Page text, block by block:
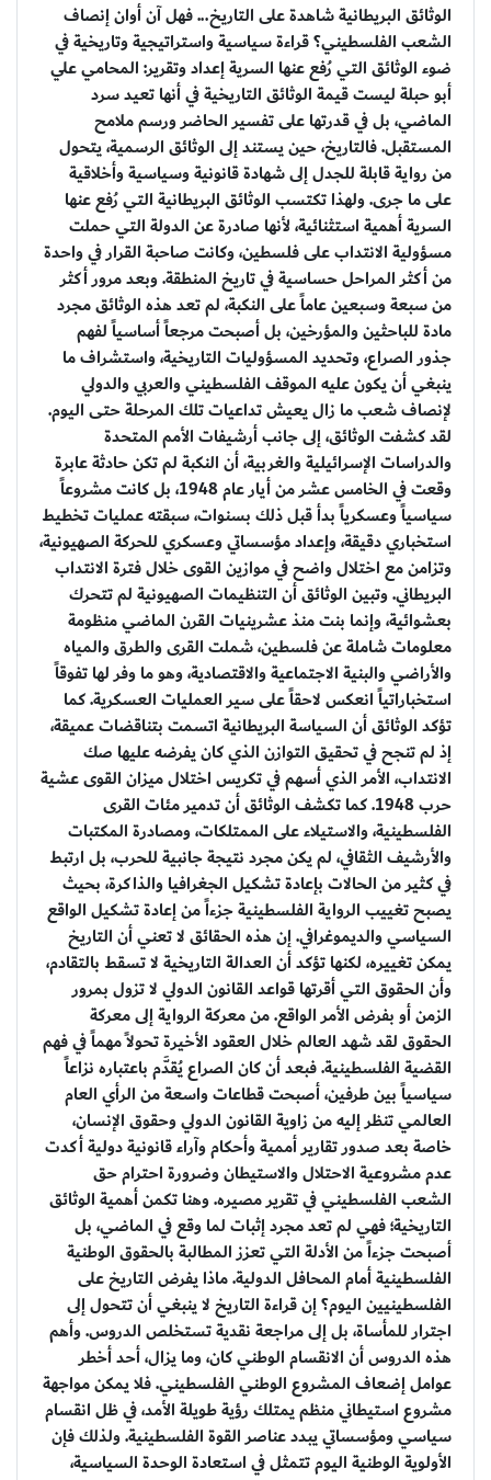
الوثائق البريطانية شاهدة على التاريخ... فهل آن أوان إنصاف
الشعب الفلسطيني؟ قراءة سياسية واستراتيجية وتاريخية في
ضوء الوثائق التي رُفع عنها السرية إعداد وتقرير: المحامي علي
أبو حبلة ليست قيمة الوثائق التاريخية في أنها تعيد سرد
الماضي، بل في قدرتها على تفسير الحاضر ورسم ملامح
المستقبل. فالتاريخ، حين يستند إلى الوثائق الرسمية، يتحول
من رواية قابلة للجدل إلى شهادة قانونية وسياسية وأخلاقية
على ما جرى. ولهذا تكتسب الوثائق البريطانية التي رُفع عنها
السرية أهمية استثنائية، لأنها صادرة عن الدولة التي حملت
مسؤولية الانتداب على فلسطين، وكانت صاحبة القرار في واحدة
من أكثر المراحل حساسية في تاريخ المنطقة. وبعد مرور أكثر
من سبعة وسبعين عاماً على النكبة، لم تعد هذه الوثائق مجرد
مادة للباحثين والمؤرخين، بل أصبحت مرجعاً أساسياً لفهم
جذور الصراع، وتحديد المسؤوليات التاريخية، واستشراف ما
ينبغي أن يكون عليه الموقف الفلسطيني والعربي والدولي
لإنصاف شعب ما زال يعيش تداعيات تلك المرحلة حتى اليوم.
لقد كشفت الوثائق، إلى جانب أرشيفات الأمم المتحدة
والدراسات الإسرائيلية والغربية، أن النكبة لم تكن حادثة عابرة
وقعت في الخامس عشر من أيار عام 1948، بل كانت مشروعاً
سياسياً وعسكرياً بدأ قبل ذلك بسنوات، سبقته عمليات تخطيط
استخباري دقيقة، وإعداد مؤسساتي وعسكري للحركة الصهيونية،
وتزامن مع اختلال واضح في موازين القوى خلال فترة الانتداب
البريطاني. وتبين الوثائق أن التنظيمات الصهيونية لم تتحرك
بعشوائية، وإنما بنت منذ عشرينيات القرن الماضي منظومة
معلومات شاملة عن فلسطين، شملت القرى والطرق والمياه
والأراضي والبنية الاجتماعية والاقتصادية، وهو ما وفر لها تفوقاً
استخباراتياً انعكس لاحقاً على سير العمليات العسكرية. كما
تؤكد الوثائق أن السياسة البريطانية اتسمت بتناقضات عميقة،
إذ لم تنجح في تحقيق التوازن الذي كان يفرضه عليها صك
الانتداب، الأمر الذي أسهم في تكريس اختلال ميزان القوى عشية
حرب 1948. كما تكشف الوثائق أن تدمير مئات القرى
الفلسطينية، والاستيلاء على الممتلكات، ومصادرة المكتبات
والأرشيف الثقافي، لم يكن مجرد نتيجة جانبية للحرب، بل ارتبط
في كثير من الحالات بإعادة تشكيل الجغرافيا والذاكرة، بحيث
يصبح تغييب الرواية الفلسطينية جزءاً من إعادة تشكيل الواقع
السياسي والديموغرافي. إن هذه الحقائق لا تعني أن التاريخ
يمكن تغييره، لكنها تؤكد أن العدالة التاريخية لا تسقط بالتقادم،
وأن الحقوق التي أقرتها قواعد القانون الدولي لا تزول بمرور
الزمن أو بفرض الأمر الواقع. من معركة الرواية إلى معركة
الحقوق لقد شهد العالم خلال العقود الأخيرة تحولاً مهماً في فهم
القضية الفلسطينية. فبعد أن كان الصراع يُقدَّم باعتباره نزاعاً
سياسياً بين طرفين، أصبحت قطاعات واسعة من الرأي العام
العالمي تنظر إليه من زاوية القانون الدولي وحقوق الإنسان،
خاصة بعد صدور تقارير أممية وأحكام وآراء قانونية دولية أكدت
عدم مشروعية الاحتلال والاستيطان وضرورة احترام حق
الشعب الفلسطيني في تقرير مصيره. وهنا تكمن أهمية الوثائق
التاريخية؛ فهي لم تعد مجرد إثبات لما وقع في الماضي، بل
أصبحت جزءاً من الأدلة التي تعزز المطالبة بالحقوق الوطنية
الفلسطينية أمام المحافل الدولية. ماذا يفرض التاريخ على
الفلسطينيين اليوم؟ إن قراءة التاريخ لا ينبغي أن تتحول إلى
اجترار للمأساة، بل إلى مراجعة نقدية تستخلص الدروس. وأهم
هذه الدروس أن الانقسام الوطني كان، وما يزال، أحد أخطر
عوامل إضعاف المشروع الوطني الفلسطيني. فلا يمكن مواجهة
مشروع استيطاني منظم يمتلك رؤية طويلة الأمد، في ظل انقسام
سياسي ومؤسساتي يبدد عناصر القوة الفلسطينية. ولذلك فإن
الأولوية الوطنية اليوم تتمثل في استعادة الوحدة السياسية،